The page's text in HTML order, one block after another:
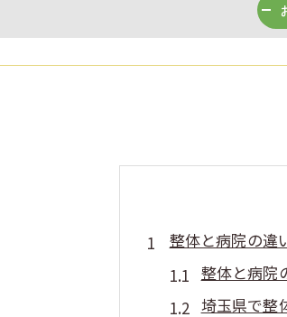
整体と病院の違
整体と病院
埼玉県で整